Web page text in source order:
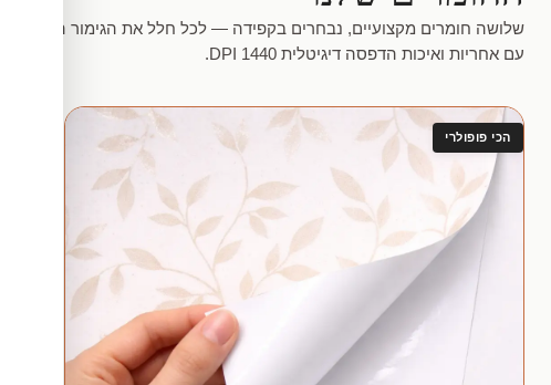
שלושה חומרים מקצועיים, נבחרים בקפידה — לכל חלל את הגימור המתאים.
עם אחריות ואיכות הדפסה דיגיטלית 1440 DPI.
הכי פופולרי